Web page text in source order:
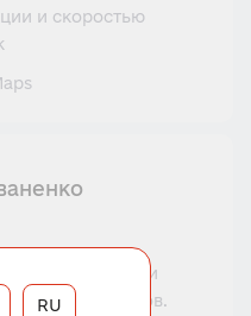
и скоростью
уникальную и
своих проектов.
RU